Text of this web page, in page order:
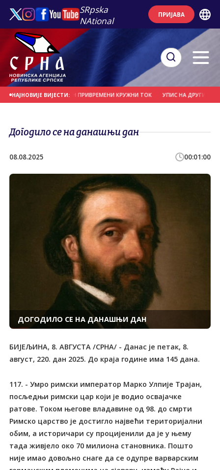
SRpska
NAtional
ПРИЈАВА
НАЈНОВИЈЕ ВИЈЕСТИ:
ПОСТАВЉЕН ПРИВРЕМЕНИ КРУЖНИ ТОК УПИС НА ДРУГИ И ТРЕЋИ
Догодило се на данашњи дан
08.08.2025 00:01:00
ДОГОДИЛО СЕ НА ДАНАШЊИ ДАН
БИЈЕЉИНА, 8. АВГУСТА /СРНА/ - Данас је петак, 8.
август, 220. дан 2025. До краја године има 145 дана.
117. - Умро римски император Марко Улпије Трајан,
посљедњи римски цар који је водио освајачке
ратове. Током његове владавине од 98. до смрти
Римско царство је достигло највећи територијални
обим, а историчари су процијенили да је у њему
тада живјело око 70 милиона становника. Пошто
није имао довољно снаге да се одупре варварским